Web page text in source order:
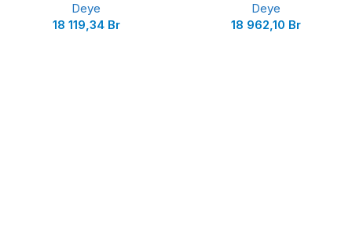
Deye
18 119,34 Br
Deye
18 962,10 Br